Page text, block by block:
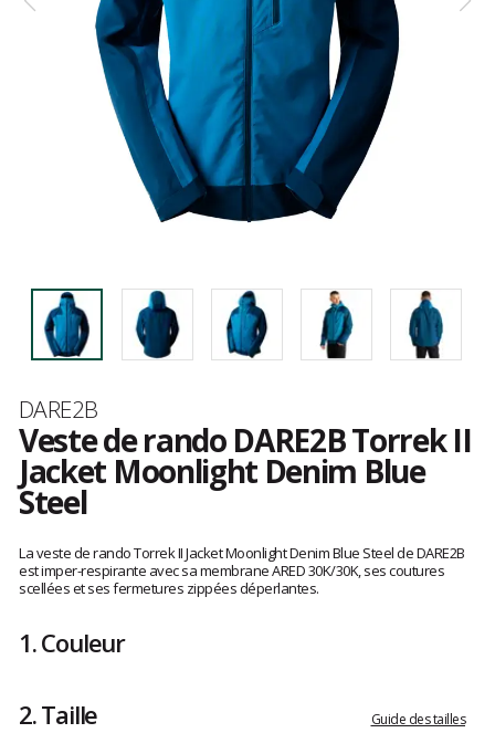
Marque
DARE2B
Veste de rando DARE2B Torrek II
Jacket Moonlight Denim Blue
Steel
avis
clients
La veste de rando Torrek II Jacket Moonlight Denim Blue Steel de DARE2B
est imper-respirante avec sa membrane ARED 30K/30K, ses coutures
scellées et ses fermetures zippées déperlantes.
1.Couleur
2.Taille Guide des tailles